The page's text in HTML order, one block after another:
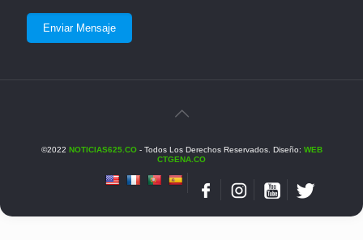
©2022 NOTICIAS625.CO- Todos Los Derechos Reservados. Diseño: WEB
CTGENA.CO